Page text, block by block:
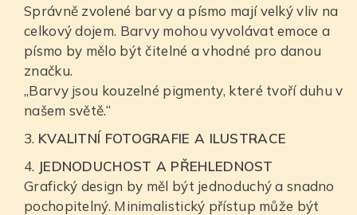
Správně zvolené barvy a písmo mají velký vliv na
celkový dojem. Barvy mohou vyvolávat emoce a
písmo by mělo být čitelné a vhodné pro danou
značku.
„Barvy jsou kouzelné pigmenty, které tvoří duhu v
našem světě.“
KVALITNÍ FOTOGRAFIE A ILUSTRACE
JEDNODUCHOST A PŘEHLEDNOST
Grafický design by měl být jednoduchý a snadno
pochopitelný. Minimalistický přístup může být